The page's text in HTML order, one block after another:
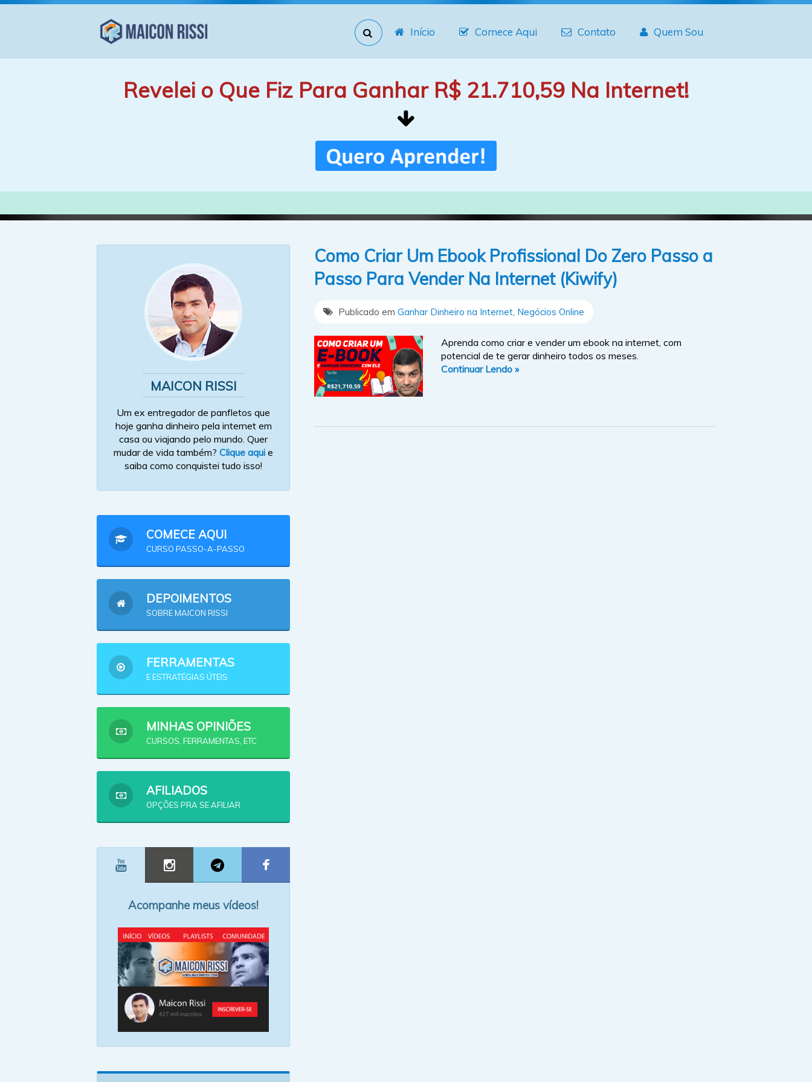
Início Comece Aqui Contato Quem Sou
Revelei o Que Fiz Para Ganhar R$ 21.710,59 Na Internet!
Como Criar Um Ebook Profissional Do Zero Passo a
Passo Para Vender Na Internet (Kiwify)
Publicado em Ganhar Dinheiro na Internet Negócios Online
Aprenda como criar e vender um ebook na internet, com
potencial de te gerar dinheiro todos os meses.
Continuar Lendo »
MAICON RISSI
Um ex entregador de panfletos que
hoje ganha dinheiro pela internet em
casa ou viajando pelo mundo. Quer
mudar de vida também? Clique aqui e
saiba como conquistei tudo isso!
COMECE AQUI
CURSO PASSO-A-PASSO
DEPOIMENTOS
SOBRE MAICON RISSI
FERRAMENTAS
E ESTRATÉGIAS ÚTEIS
MINHAS OPINIÕES
CURSOS, FERRAMENTAS, ETC
AFILIADOS
OPÇÕES PRA SE AFILIAR
Acompanhe meus vídeos!